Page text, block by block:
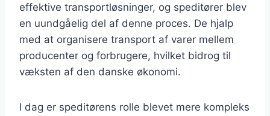
effektive transportløsninger, og speditører blev
en uundgåelig del af denne proces. De hjalp
med at organisere transport af varer mellem
producenter og forbrugere, hvilket bidrog til
væksten af den danske økonomi.
I dag er speditørens rolle blevet mere kompleks